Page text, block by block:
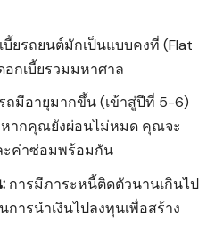
บี้ยรถยนต์มักเป็นแบบคงที่ (Flat
อกเบี้ยรวมมหาศาล
ถมีอายุมากขึ้น (เข้าสู่ปีที่ 5-6)
ากคุณยังผ่อนไม่หมด คุณจะ
ะค่าซ่อมพร้อมกัน
การมีภาระหนี้ติดตัวนานเกินไป
ารนำเงินไปลงทุนเพื่อสร้าง